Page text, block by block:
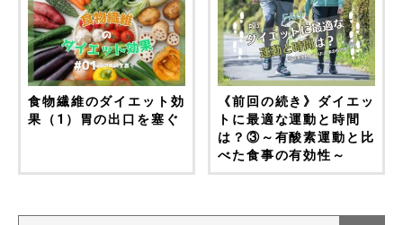
食物繊維のダイエット効
果（1）胃の出口を塞ぐ
《前回の続き》ダイエッ
トに最適な運動と時間
は？③～有酸素運動と比
べた食事の有効性～